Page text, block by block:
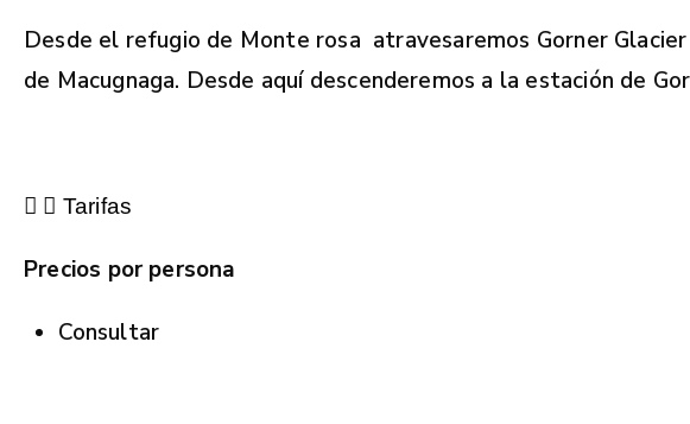
Desde el refugio de Monte rosa atravesaremos Gorner
de Macugnaga. Desde aquí descenderemos a la estación de
Tarifas
Precios por persona
Consultar